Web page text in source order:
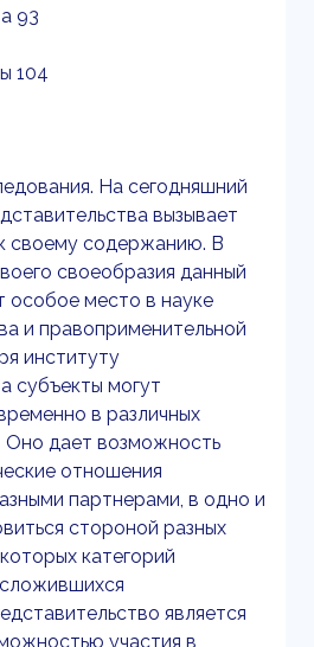
93
104
На сегодняшний
вызывает
своему содержанию. В
своеобразия данный
особое место в науке
и правоприменительной
институту
субъекты могут
в различных
Оно дает возможность
отношения
партнерами, в одно и
стороной разных
категорий
является
участия в